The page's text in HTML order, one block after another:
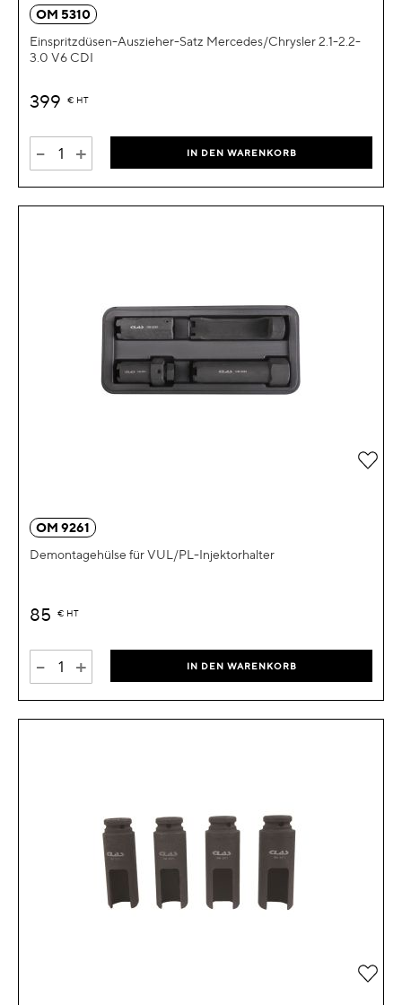
OM 5310
Einspritzdüsen-Auszieher-Satz Mercedes/Chrysler 2.1-2.2-
3.0 V6 CDI
399 € HT
- + IN DEN WARENKORB
OM 9261
Demontagehülse für VUL/PL-Injektorhalter
85 € HT
- + IN DEN WARENKORB
Zur
Zur